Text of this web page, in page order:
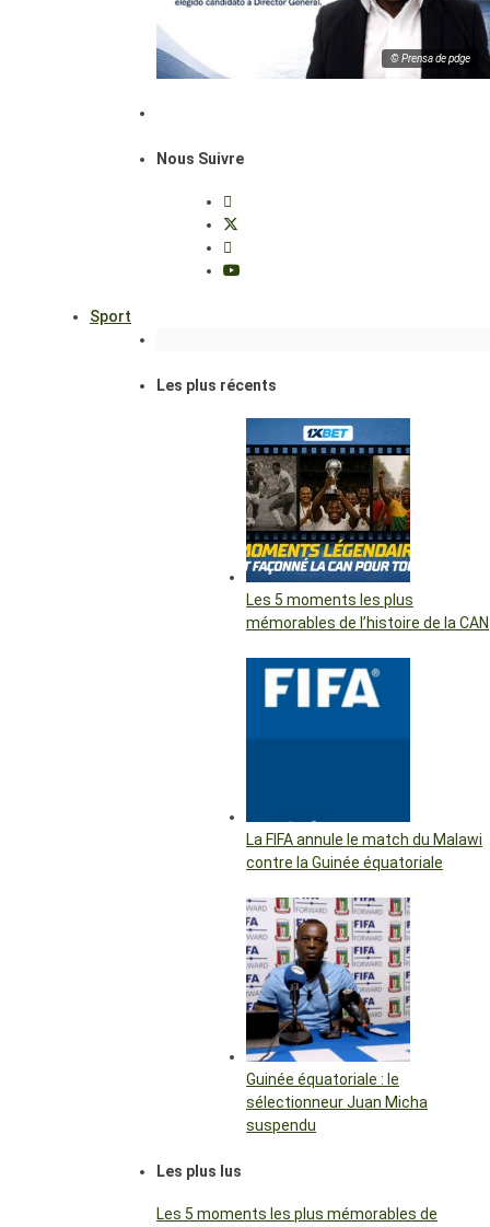
© Prensa de pdge
Nous Suivre
Sport
Les plus récents
Les 5 moments les plus
mémorables de l’histoire de la CAN
La FIFA annule le match du Malawi
contre la Guinée équatoriale
Guinée équatoriale : le
sélectionneur Juan Micha
suspendu
Les plus lus
Les 5 moments les plus mémorables de